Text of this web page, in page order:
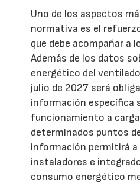
Uno de los aspectos
normativa es el
que debe acompañar a
Además de los datos
energético del
julio de 2027 será
información específica
funcionamiento a
determinados puntos
información permitirá
instaladores e
consumo energético